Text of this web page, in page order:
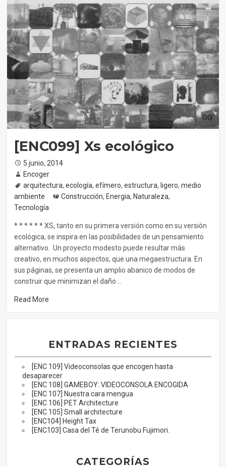
[ENC099] Xs ecológico
Posted
on
5 junio, 2014
Author
Encoger
Tags
arquitectura, ecología, efímero, estructura, ligero, medio
ambiente
Categories
Construcción, Energia, Naturaleza,
Tecnología
* * * * * * XS, tanto en su primera versión como en su versión
ecológica, se inspira en las posibilidades de un pensamiento
alternativo. Un proyecto modesto puede resultar más
creativo, en muchos aspectos, que una megaestructura. En
sus páginas, se presenta un amplio abanico de modos de
construir que minimizan el daño …
Read More
ENTRADAS RECIENTES
[ENC 109] Videoconsolas que encogen hasta
desaparecer
[ENC 108] GAMEBOY: VIDEOCONSOLA ENCOGIDA
[ENC 107] Nuestra cara mengua
[ENC 106] PET Architecture
[ENC 105] Small architecture
[ENC104] Height Tax
[ENC103] Casa del Té de Terunobu Fujimori.
CATEGORÍAS